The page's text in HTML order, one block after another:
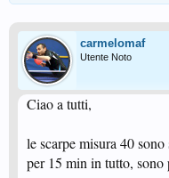
carmelomaf
Utente Noto
Ciao a tutti,
le scarpe misura 40
per 15 min in tutto, sono